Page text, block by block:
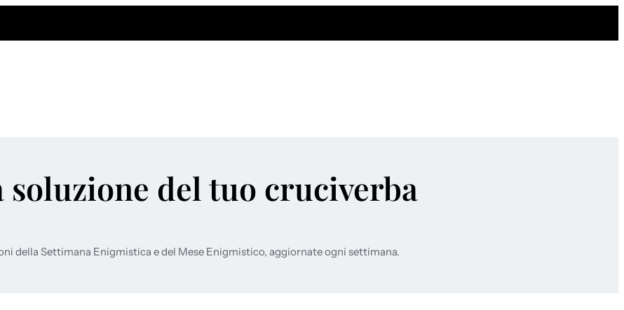
soluzione del tuo cruciverba
della Settimana Enigmistica e del Mese Enigmistico, aggiornate ogni settimana.